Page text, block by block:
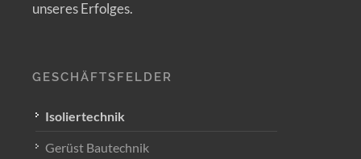
unseres Erfolges.
GESCHÄFTSFELDER
Isoliertechnik
Gerüst Bautechnik